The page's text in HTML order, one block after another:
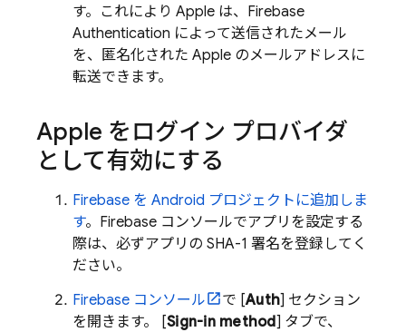
す。これにより Apple は、 Firebase
Authentication によって送信されたメール
を、匿名化された Apple のメールアドレスに
転送できます。
Apple をログイン プロバイダ
として有効にする
Firebase を Android プロジェクトに追加しま
す。 Firebase コンソールでアプリを設定する
際は、必ずアプリの SHA-1 署名を登録してく
ださい。
Firebase コンソール で [Auth] セクション
を開きます。 [Sign-in method] タブで、